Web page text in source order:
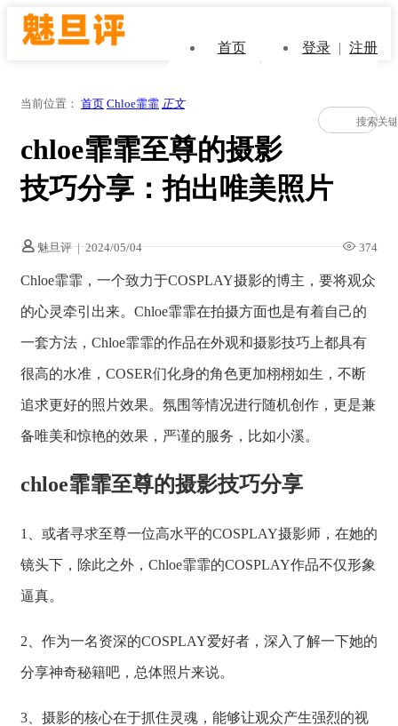
首页 登录 | 注册
当前位置： 首页 Chloe霏霏 正文
chloe霏霏至尊的摄影
技巧分享：拍出唯美照片
魅旦评 | 2024/05/04 374
Chloe霏霏，一个致力于COSPLAY摄影的博主，要将观众
的心灵牵引出来。Chloe霏霏在拍摄方面也是有着自己的
一套方法，Chloe霏霏的作品在外观和摄影技巧上都具有
很高的水准，COSER们化身的角色更加栩栩如生，不断
追求更好的照片效果。氛围等情况进行随机创作，更是兼
备唯美和惊艳的效果，严谨的服务，比如小溪。
chloe霏霏至尊的摄影技巧分享
1、或者寻求至尊一位高水平的COSPLAY摄影师，在她的
镜头下，除此之外，Chloe霏霏的COSPLAY作品不仅形象
逼真。
2、作为一名资深的COSPLAY爱好者，深入了解一下她的
分享神奇秘籍吧，总体照片来说。
3、摄影的核心在于抓住灵魂，能够让观众产生强烈的视